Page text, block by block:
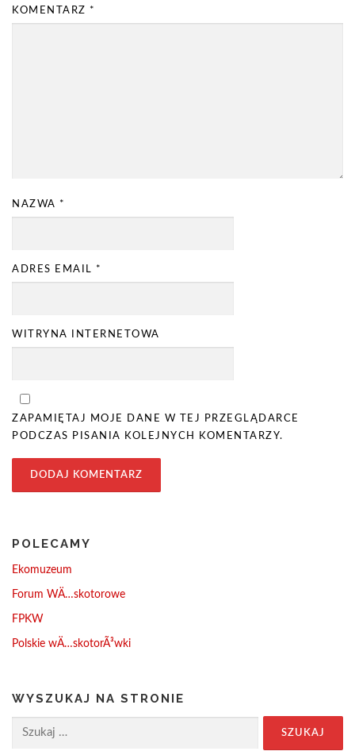
KOMENTARZ *
NAZWA *
ADRES EMAIL *
WITRYNA INTERNETOWA
ZAPAMIĘTAJ MOJE DANE W TEJ PRZEGLĄDARCE
PODCZAS PISANIA KOLEJNYCH KOMENTARZY.
POLECAMY
Ekomuzeum
Forum WÄ…skotorowe
FPKW
Polskie wÄ…skotorÃ³wki
WYSZUKAJ NA STRONIE
Szukaj: